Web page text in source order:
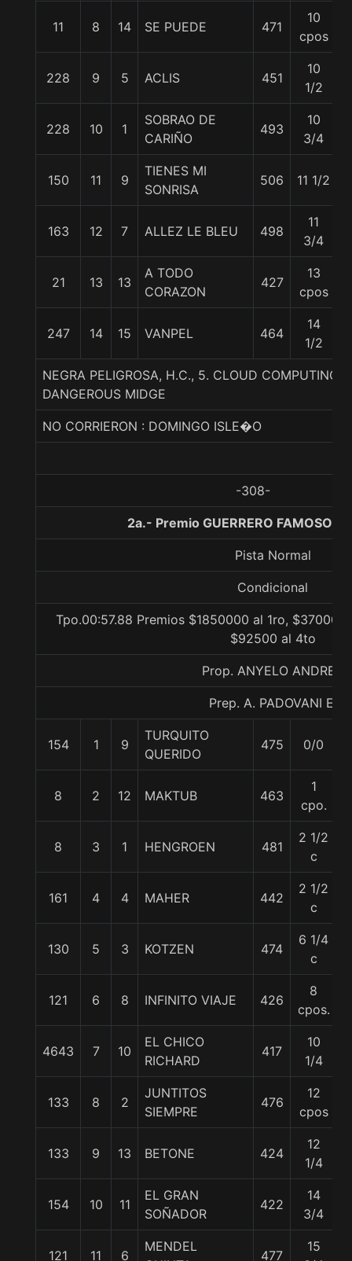
11 8 14 SE PUEDE 471
10
cpos
228 9 5 ACLIS 451
10
1/2
228 10 1
SOBRAO DE
CARIÑO
493
10
3/4
150 11 9
TIENES MI
SONRISA
506 11 1/2
163 12 7 ALLEZ LE BLEU 498
11
3/4
21 13 13
A TODO
CORAZON
427
13
cpos
247 14 15 VANPEL 464
14
1/2
NEGRA PELIGROSA, H.C., 5. CLOUD COMPUTING-
DANGEROUS MIDGE
NO CORRIERON : DOMINGO ISLE�O
-308-
2a.- Premio GUERRERO FAMOSO,
Pista Normal
Condicional
Tpo.00:57.88 Premios $1850000 al 1ro,
$92500 al 4to
Prop. ANYELO ANDRES
Prep. A. PADOVANI E.
154 1 9
TURQUITO
QUERIDO
475 0/0
8 2 12 MAKTUB 463
1
cpo.
8 3 1 HENGROEN 481
2 1/2
c
161 4 4 MAHER 442
2 1/2
c
130 5 3 KOTZEN 474
6 1/4
c
121 6 8 INFINITO VIAJE 426
8
cpos.
4643 7 10
EL CHICO
RICHARD
417
10
1/4
133 8 2
JUNTITOS
SIEMPRE
476
12
cpos
133 9 13 BETONE 424
12
1/4
154 10 11
EL GRAN
SOÑADOR
422
14
3/4
121 11 6
MENDEL
477
15